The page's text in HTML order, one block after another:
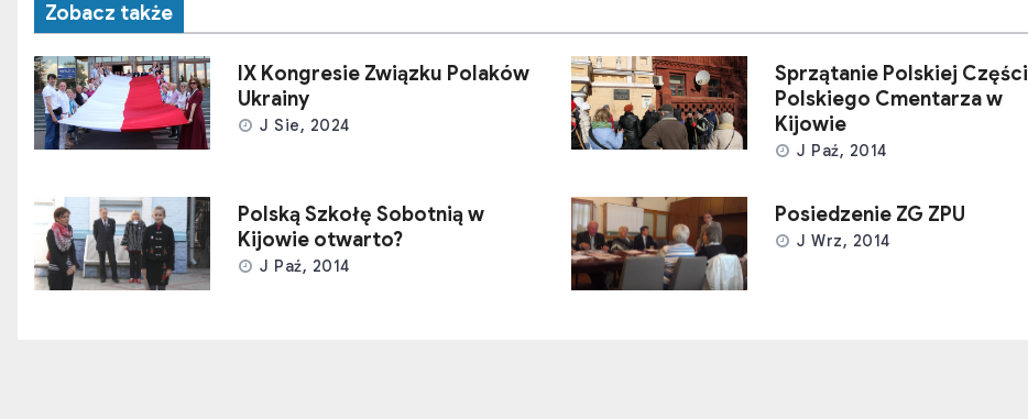
Zobacz także
IX Kongresie Związku Polaków
Ukrainy
J Sie, 2024
Sprzątanie Polskiej Części
Polskiego Cmentarza w
Kijowie
J Paź, 2014
Polską Szkołę Sobotnią w
Kijowie otwarto?
J Paź, 2014
Posiedzenie ZG ZPU
J Wrz, 2014